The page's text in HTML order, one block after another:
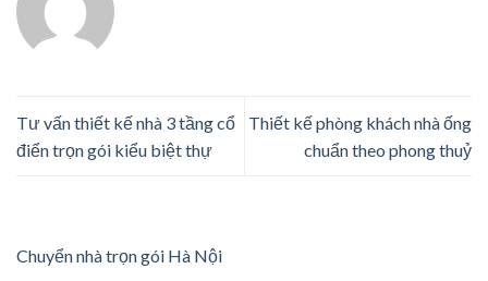
Tư vấn thiết kế nhà 3 tầng cổ
điển trọn gói kiểu biệt thự
Thiết kế phòng khách nhà ống
chuẩn theo phong thuỷ
Chuyển nhà trọn gói Hà Nội